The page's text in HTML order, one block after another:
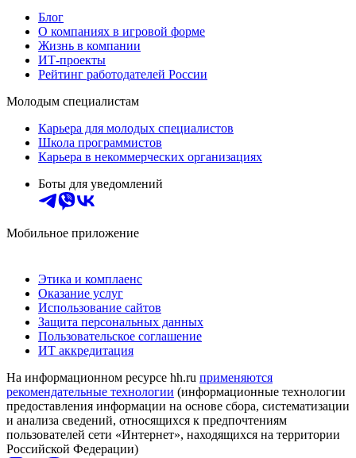
Блог
О компаниях в игровой форме
Жизнь в компании
ИТ-проекты
Рейтинг работодателей России
Молодым специалистам
Карьера для молодых специалистов
Школа программистов
Карьера в некоммерческих организациях
Боты для уведомлений
Мобильное приложение
Этика и комплаенс
Оказание услуг
Использование сайтов
Защита персональных данных
Пользовательское соглашение
ИТ аккредитация
На информационном ресурсе hh.ru применяются
рекомендательные технологии (информационные технологии
предоставления информации на основе сбора, систематизации
и анализа сведений, относящихся к предпочтениям
пользователей сети «Интернет», находящихся на территории
Российской Федерации)